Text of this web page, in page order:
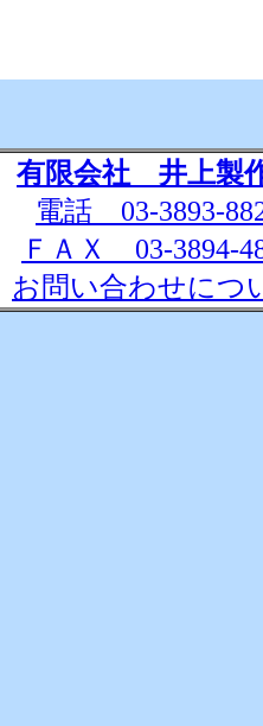
有限会社 井上製
電話 03-3893-
ＦＡＸ 03-3894-
お問い合わせにつ